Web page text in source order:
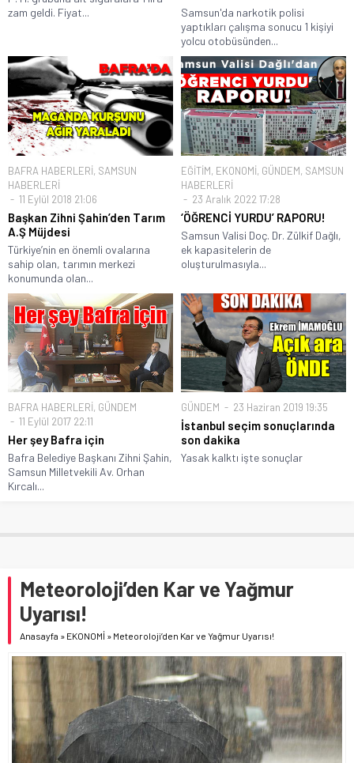
zam geldi. Fiyat...
Samsun'da narkotik polisi
yaptıkları çalışma sonucu 1 kişiyi
yolcu otobüsünden...
BAFRA HABERLERİ, SAMSUN
HABERLERİ
11 Eylül 2018 21:06
Başkan Zihni Şahin’den Tarım
A.Ş Müjdesi
Türkiye’nin en önemli ovalarına
sahip olan, tarımın merkezi
konumunda olan...
EĞİTİM, EKONOMİ, GÜNDEM, SAMSUN
HABERLERİ
23 Aralık 2022 17:28
‘ÖĞRENCİ YURDU’ RAPORU!
Samsun Valisi Doç. Dr. Zülkif Dağlı,
ek kapasitelerin de
oluşturulmasıyla...
BAFRA HABERLERİ, GÜNDEM
11 Eylül 2017 22:11
Her şey Bafra için
Bafra Belediye Başkanı Zihni Şahin,
Samsun Milletvekili Av. Orhan
Kırcalı...
GÜNDEM 23 Haziran 2019 19:35
İstanbul seçim sonuçlarında
son dakika
Yasak kalktı işte sonuçlar
Meteoroloji’den Kar ve Yağmur
Uyarısı!
Anasayfa » EKONOMİ » Meteoroloji’den Kar ve Yağmur Uyarısı!